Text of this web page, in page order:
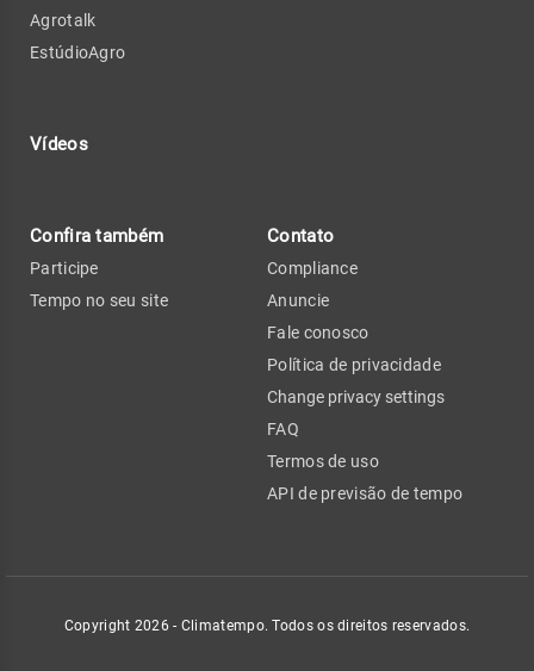
Agrotalk
EstúdioAgro
Vídeos
Confira também
Participe
Tempo no seu site
Contato
Compliance
Anuncie
Fale conosco
Política de privacidade
Change privacy settings
FAQ
Termos de uso
API de previsão de tempo
Copyright 2026 - Climatempo. Todos os direitos reservados.